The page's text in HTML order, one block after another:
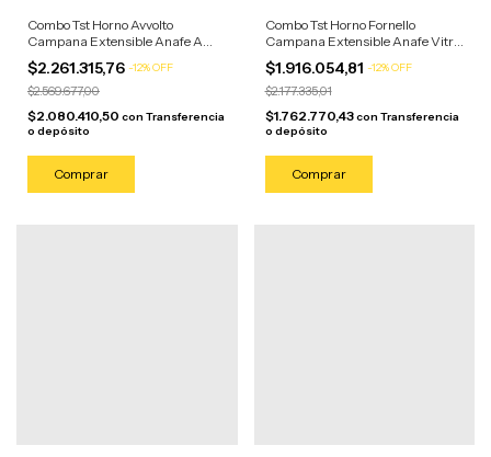
Combo Tst Horno Avvolto
Campana Extensible Anafe A
Gas 4 Horn Negro/anafe Acero
$2.261.315,76 -12%OFF
$2.569.677,00
$2.080.410,50 con Transferencia
o depósito
Combo Tst Horno Fornello
Campana Extensible Anafe Vitro
4 Horn Acero Inoxidable/negro
$1.916.054,81 -12%OFF
$2.177.335,01
$1.762.770,43con Transferencia
o depósito